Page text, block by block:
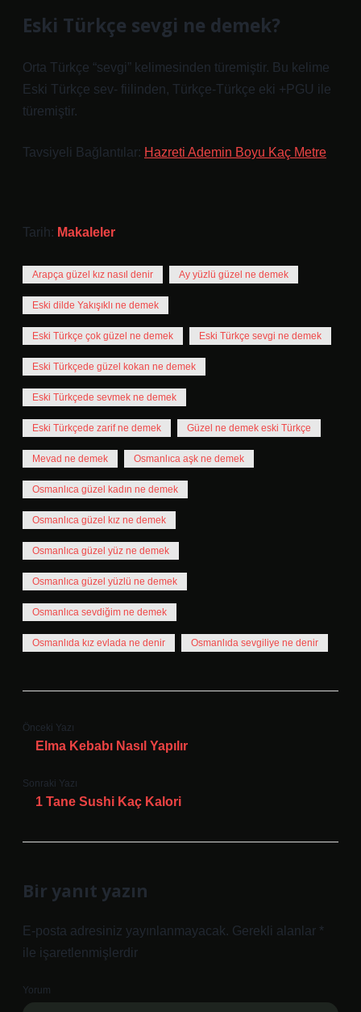
Eski Türkçe sevgi ne demek?
Orta Türkçe “sevgi” kelimesinden türemiştir. Bu kelime
Eski Türkçe sev- fiilinden, Türkçe-Türkçe eki +PGU ile
türemiştir.
Tavsiyeli Bağlantılar: Hazreti Ademin Boyu Kaç Metre
Tarih: Makaleler
Arapça güzel kız nasıl denir Ay yüzlü güzel ne demek
Eski dilde Yakışıklı ne demek
Eski Türkçe çok güzel ne demek Eski Türkçe sevgi ne demek
Eski Türkçede güzel kokan ne demek
Eski Türkçede sevmek ne demek
Eski Türkçede zarif ne demek Güzel ne demek eski Türkçe
Mevad ne demek Osmanlıca aşk ne demek
Osmanlıca güzel kadın ne demek
Osmanlıca güzel kız ne demek
Osmanlıca güzel yüz ne demek
Osmanlıca güzel yüzlü ne demek
Osmanlıca sevdiğim ne demek
Osmanlıda kız evlada ne denir Osmanlıda sevgiliye ne denir
Önceki Yazı
Elma Kebabı Nasıl Yapılır
Sonraki Yazı
1 Tane Sushi Kaç Kalori
Bir yanıt yazın
E-posta adresiniz yayınlanmayacak. Gerekli alanlar *
ile işaretlenmişlerdir
Yorum